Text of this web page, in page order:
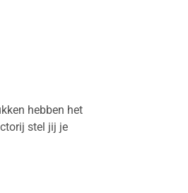
hebben het
stel jij je